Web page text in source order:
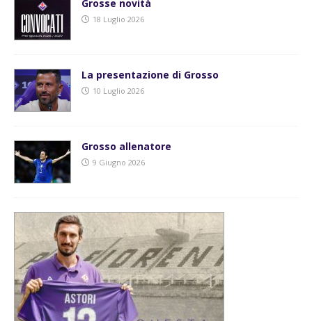
Grosse novità
18 Luglio 2026
La presentazione di Grosso
10 Luglio 2026
Grosso allenatore
9 Giugno 2026